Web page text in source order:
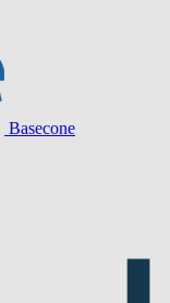
Basecone